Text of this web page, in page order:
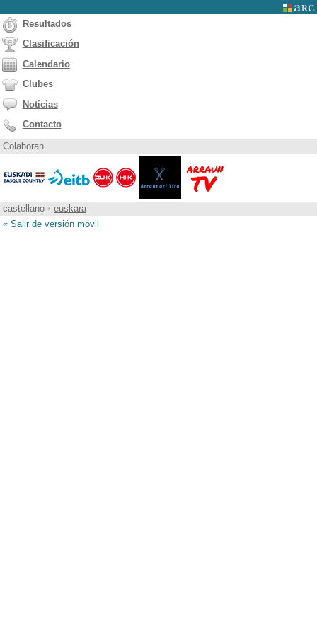
Resultados
Clasificación
Calendario
Clubes
Noticias
Contacto
Colaboran
castellano • euskara
« Salir de versión móvil